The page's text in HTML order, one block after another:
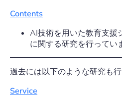
Contents
AI技術を用いた教育支援
に関する研究を行ってい
過去には以下のような研究も
Service